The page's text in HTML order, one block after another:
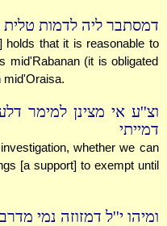
דמסתבר ליה לדמות טלית
holds that it is reasonable to
mid'Rabanan (it is obligated
mid'Oraisa.
וצ''ע אי מצינן למימר
דמייתי
whether we can
[a support] to exempt until
ומיהו י''ל דמזוזה נמי